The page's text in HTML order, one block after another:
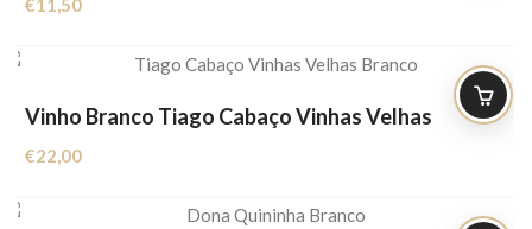
Vinho Branco Tiago Cabaço Vinhas Velhas
€22,00